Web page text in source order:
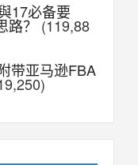
17必备要
路？ (119,88
带亚马逊FBA